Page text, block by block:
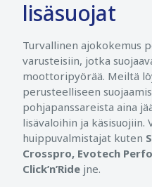
lisäsuojat
Turvallinen ajokokemus
varusteisiin, jotka
moottoripyörää. Meiltä
perusteelliseen
pohjapanssareista aina
lisävaloihin ja
huippuvalmistajat kuten
Crosspro, Evotech
Click’n’Ride jne.